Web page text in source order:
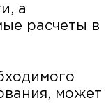
а
расчеты в
может